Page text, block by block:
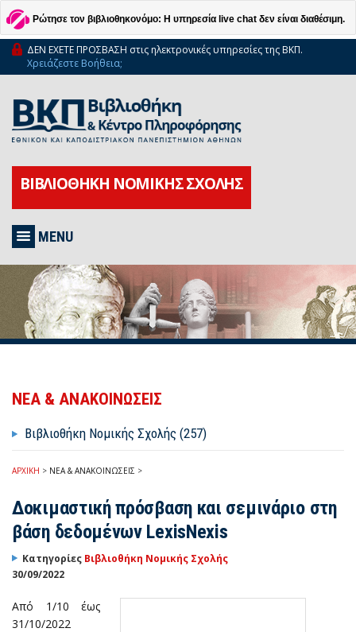
Ρώτησε τον βιβλιοθηκονόμο: Η υπηρεσία live chat δεν είναι διαθέσιμη.
ΔΕΝ ΕΧΕΤΕ ΠΡΟΣΒΑΣΗ στις ηλεκτρονικές υπηρεσίες της ΒΚΠ.
Χρειάζεστε Βοήθεια;
ΒΙΒΛΙΟΘΗΚΗ ΝΟΜΙΚΗΣ ΣΧΟΛΗΣ
MENU
ΝΕΑ & ΑΝΑΚΟΙΝΩΣΕΙΣ
Βιβλιοθήκη Νομικής Σχολής (257)
ΑΡΧΙΚΗ > ΝΕΑ & ΑΝΑΚΟΙΝΩΣΕΙΣ >
Δοκιμαστική πρόσβαση και σεμινάριο στη
βάση δεδομένων LexisNexis
Κατηγορίες Βιβλιοθήκη Νομικής Σχολής
30/09/2022
Από 1/10 έως
31/10/2022